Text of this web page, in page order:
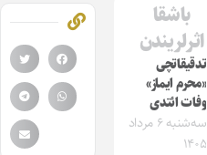
باشقا
اثرلریندن
تدقیقاتچی
«محرم ایماز»
وفات ائتدی
سه‌شنبه ۶ مرداد
۱۴۰۵